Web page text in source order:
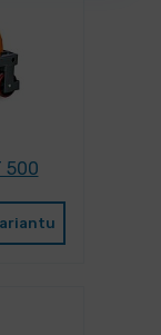
500